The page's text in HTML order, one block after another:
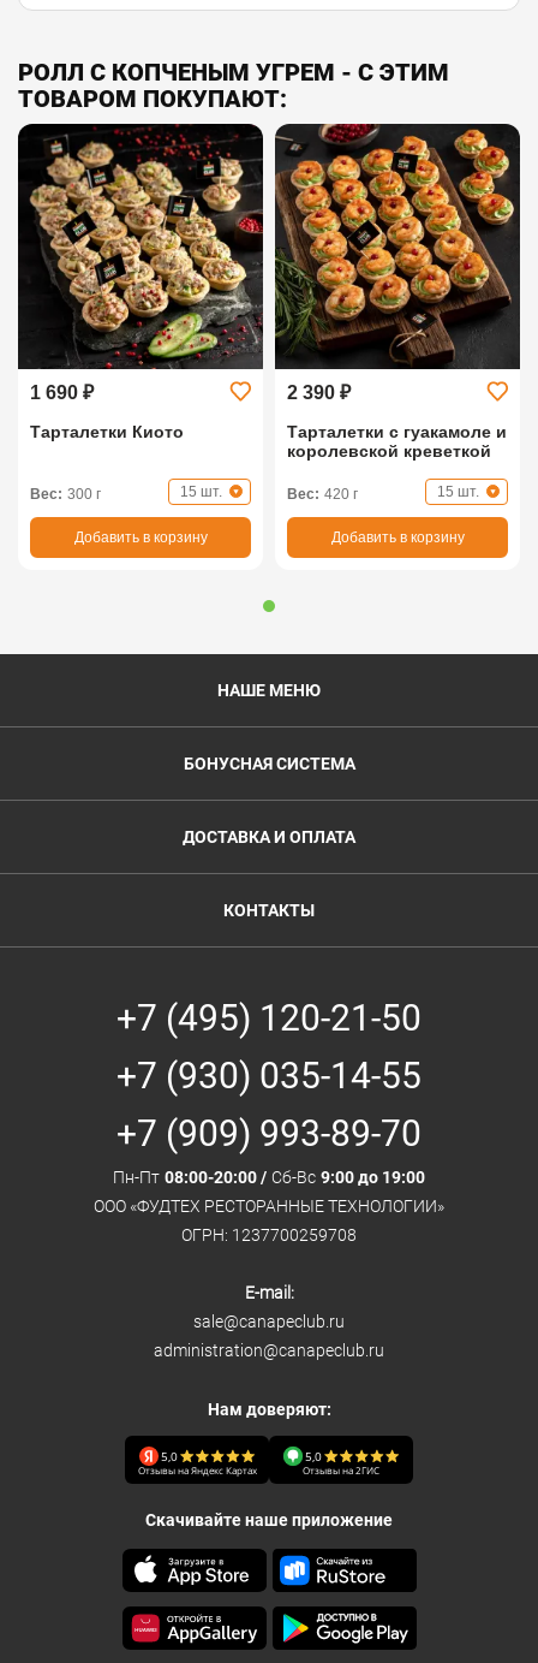
РОЛЛ С КОПЧЕНЫМ УГРЕМ - С ЭТИМ
ТОВАРОМ ПОКУПАЮТ:
1 690 ₽
Тарталетки Киото
Вес: 300 г 15 шт.
Добавить в корзину
2 390 ₽
Тарталетки с гуакамоле и
королевской креветкой
Вес: 420 г 15 шт.
Добавить в корзину
НАШЕ МЕНЮ
БОНУСНАЯ СИСТЕМА
ДОСТАВКА И ОПЛАТА
КОНТАКТЫ
+7 (495) 120-21-50
+7 (930) 035-14-55
+7 (909) 993-89-70
Пн-Пт 08:00-20:00 / Сб-Вс 9:00 до 19:00
ООО «ФУДТЕХ РЕСТОРАННЫЕ ТЕХНОЛОГИИ»
ОГРН: 1237700259708
E-mail:
sale@canapeclub.ru
administration@canapeclub.ru
Нам доверяют:
5,0
Отзывы на Яндекс Картах
5,0
Отзывы на 2ГИС
Скачивайте наше приложение